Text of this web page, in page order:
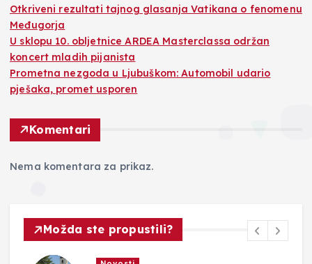
Otkriveni rezultati tajnog glasanja Vatikana o fenomenu
Međugorja
U sklopu 10. obljetnice ARDEA Masterclassa održan
koncert mladih pijanista
Prometna nezgoda u Ljubuškom: Automobil udario
pješaka, promet usporen
Komentari
Nema komentara za prikaz.
Možda ste propustili?